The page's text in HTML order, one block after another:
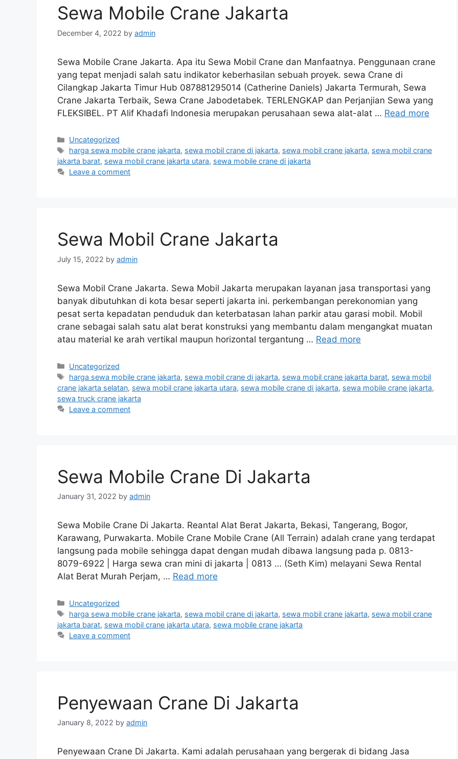
Sewa Mobile Crane Jakarta
December 4, 2022 by admin
Sewa Mobile Crane Jakarta. Apa itu Sewa Mobil Crane dan Manfaatnya. Penggunaan crane
yang tepat menjadi salah satu indikator keberhasilan sebuah proyek. sewa Crane di
Cilangkap Jakarta Timur Hub 087881295014 (Catherine Daniels) Jakarta Termurah, Sewa
Crane Jakarta Terbaik, Sewa Crane Jabodetabek. TERLENGKAP dan Perjanjian Sewa yang
FLEKSIBEL. PT Alif Khadafi Indonesia merupakan perusahaan sewa alat-alat … Read more
Categories
Uncategorized
Tags
harga sewa mobile crane jakarta, sewa mobil crane di jakarta, sewa mobil crane jakarta, sewa mobil crane
jakarta barat, sewa mobil crane jakarta utara, sewa mobile crane di jakarta
Leave a comment
Sewa Mobil Crane Jakarta
July 15, 2022 by admin
Sewa Mobil Crane Jakarta. Sewa Mobil Jakarta merupakan layanan jasa transportasi yang
banyak dibutuhkan di kota besar seperti jakarta ini. perkembangan perekonomian yang
pesat serta kepadatan penduduk dan keterbatasan lahan parkir atau garasi mobil. Mobil
crane sebagai salah satu alat berat konstruksi yang membantu dalam mengangkat muatan
atau material ke arah vertikal maupun horizontal tergantung … Read more
Categories
Uncategorized
Tags
harga sewa mobile crane jakarta, sewa mobil crane di jakarta, sewa mobil crane jakarta barat, sewa mobil
crane jakarta selatan, sewa mobil crane jakarta utara, sewa mobile crane di jakarta, sewa mobile crane jakarta,
sewa truck crane jakarta
Leave a comment
Sewa Mobile Crane Di Jakarta
January 31, 2022 by admin
Sewa Mobile Crane Di Jakarta. Reantal Alat Berat Jakarta, Bekasi, Tangerang, Bogor,
Karawang, Purwakarta. Mobile Crane Mobile Crane (All Terrain) adalah crane yang terdapat
langsung pada mobile sehingga dapat dengan mudah dibawa langsung pada p. 0813-
8079-6922 | Harga sewa cran mini di jakarta | 0813 … (Seth Kim) melayani Sewa Rental
Alat Berat Murah Perjam, … Read more
Categories
Uncategorized
Tags
harga sewa mobile crane jakarta, sewa mobil crane di jakarta, sewa mobil crane jakarta, sewa mobil crane
jakarta barat, sewa mobil crane jakarta utara, sewa mobile crane jakarta
Leave a comment
Penyewaan Crane Di Jakarta
January 8, 2022 by admin
Penyewaan Crane Di Jakarta. Kami adalah perusahaan yang bergerak di bidang Jasa